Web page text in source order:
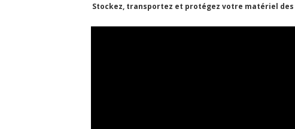
Stockez, transportez et protégez votre matériel des